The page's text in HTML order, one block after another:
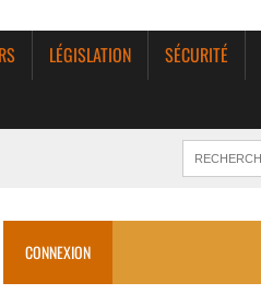
LÉGISLATION SÉCURITÉ
CONNEXION